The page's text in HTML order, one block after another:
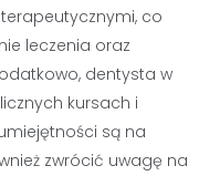
co
leczenia oraz
dentysta w
kursach i
są na
zwrócić uwagę na